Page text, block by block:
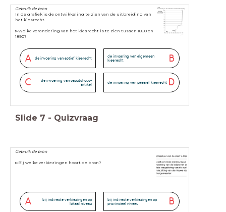
Gebruik de bron
I n de grafiek is de ontwikkeling te zien van de uitbreiding van
het kiesrecht.
▻Welke verandering van het kiesrecht is te zien tussen 1880 en
1890?
A de invoering van actief kiesrecht B
de invoering van algemeen
kiesrecht
C
de invoering van caoutchouc-
artikel
D
de invoering van passief kiesrecht
Slide 7 - Quizvraag
Gebruik de bron
▻Bij welke verkiezingen hoort de bron?
A
bij indirecte verkiezingen op
lokaal niveau
B
bij indirecte verkiezingen op
provinciaal niveau